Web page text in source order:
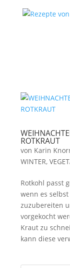
ROTKRAUT
von Karin
WINTER,
Rotkohl passt
wenn es
zuzubereiten
vorgekocht
Kraut zu
kann diese